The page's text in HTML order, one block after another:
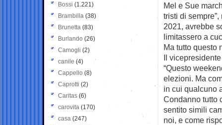
Mel e Sue
tristi di
2021, avrebbe
limitassero a
Ma tutto questo
Il
“Questo
elezioni. Ma
in cui qualcuno
Condanno tutto
sentito simili
noi, e come
Bossi (1.221)
Brambilla (38)
Brunetta (83)
Burlando (26)
Camogli (2)
canile (4)
Cappello (8)
Caprotti (2)
Caritas (6)
carovita (170)
casa (247)